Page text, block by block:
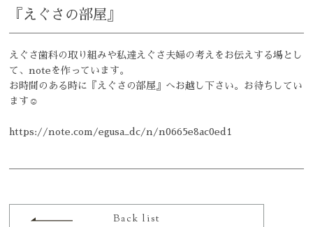
おとなの矯正歯科
こどもの矯正歯科
予防歯科
マウスガード
求人情報
『えぐさの部屋』
えぐさ歯科の取り組みや私達えぐさ夫婦の考えをお伝えする場とし
て、noteを作っています。
お時間のある時に『えぐさの部屋』へお越し下さい。お待ちしてい
ます☺︎
https://note.com/egusa_dc/n/n0665e8ac0ed1
Back list